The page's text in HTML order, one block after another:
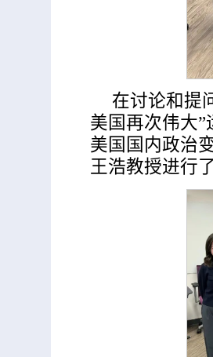
在讨论和提
美国再次伟大
美国国内政治
王浩教授进行